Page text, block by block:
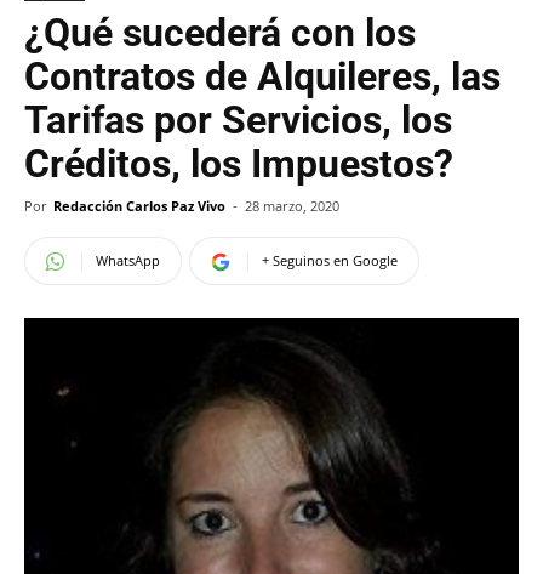
¿Qué sucederá con los
Contratos de Alquileres, las
Tarifas por Servicios, los
Créditos, los Impuestos?
Por Redacción Carlos Paz Vivo - 28 marzo, 2020
WhatsApp + Seguinos en Google